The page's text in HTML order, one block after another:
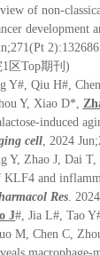
of non-
development
1 区Top期刊 )
Y#, Qiu H#,
Y, Xiao D*,
induced
cell, 2024
Y, Zhao J, Dai
KLF4 and
Res.
J#, Jia L#, Tao
M, Chen C,